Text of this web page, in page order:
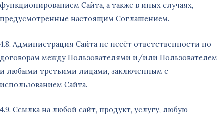
функционированием Сайта, а также в иных случаях,
предусмотренные настоящим Соглашением.
4.8. Администрация Сайта не несёт ответственности по
договорам между Пользователями и/или Пользователем
и любыми третьими лицами, заключенным с
использованием Сайта.
4.9. Ссылка на любой сайт, продукт, услугу, любую